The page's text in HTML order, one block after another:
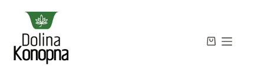
Brak
wyników
Strona
główna
Koszyk